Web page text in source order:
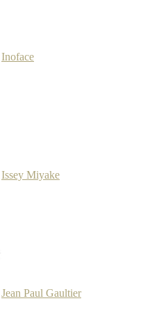
Inoface
Issey Miyake
Jean Paul Gaultier